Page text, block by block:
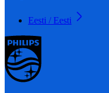
Eesti / Eesti